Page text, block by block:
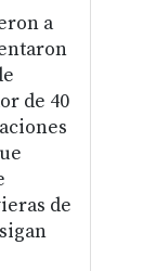
a
de 40
de